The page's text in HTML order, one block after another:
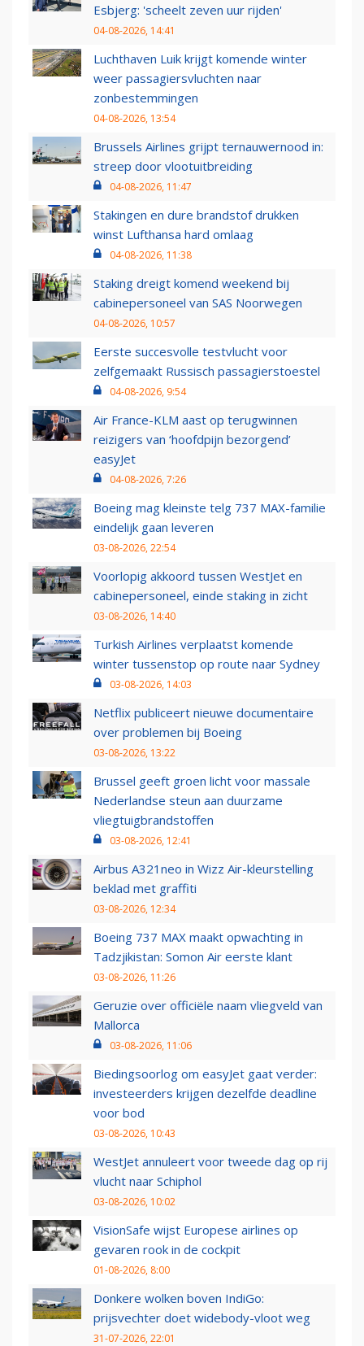
Esbjerg: 'scheelt zeven uur rijden'
04-08-2026, 14:41
Luchthaven Luik krijgt komende winter
weer passagiersvluchten naar
zonbestemmingen
04-08-2026, 13:54
Brussels Airlines grijpt ternauwernood in:
streep door vlootuitbreiding
04-08-2026, 11:47
Stakingen en dure brandstof drukken
winst Lufthansa hard omlaag
04-08-2026, 11:38
Staking dreigt komend weekend bij
cabinepersoneel van SAS Noorwegen
04-08-2026, 10:57
Eerste succesvolle testvlucht voor
zelfgemaakt Russisch passagierstoestel
04-08-2026, 9:54
Air France-KLM aast op terugwinnen
reizigers van ‘hoofdpijn bezorgend’
easyJet
04-08-2026, 7:26
Boeing mag kleinste telg 737 MAX-familie
eindelijk gaan leveren
03-08-2026, 22:54
Voorlopig akkoord tussen WestJet en
cabinepersoneel, einde staking in zicht
03-08-2026, 14:40
Turkish Airlines verplaatst komende
winter tussenstop op route naar Sydney
03-08-2026, 14:03
Netflix publiceert nieuwe documentaire
over problemen bij Boeing
03-08-2026, 13:22
Brussel geeft groen licht voor massale
Nederlandse steun aan duurzame
vliegtuigbrandstoffen
03-08-2026, 12:41
Airbus A321neo in Wizz Air-kleurstelling
beklad met graffiti
03-08-2026, 12:34
Boeing 737 MAX maakt opwachting in
Tadzjikistan: Somon Air eerste klant
03-08-2026, 11:26
Geruzie over officiële naam vliegveld van
Mallorca
03-08-2026, 11:06
Biedingsoorlog om easyJet gaat verder:
investeerders krijgen dezelfde deadline
voor bod
03-08-2026, 10:43
WestJet annuleert voor tweede dag op rij
vlucht naar Schiphol
03-08-2026, 10:02
VisionSafe wijst Europese airlines op
gevaren rook in de cockpit
01-08-2026, 8:00
Donkere wolken boven IndiGo:
prijsvechter doet widebody-vloot weg
31-07-2026, 22:01